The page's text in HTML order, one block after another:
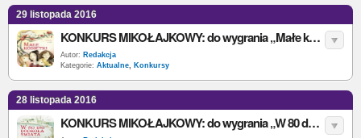
29 listopada 2016
KONKURS MIKOŁAJKOWY: do wygrania „Małe kobietki”
Autor: Redakcja
Kategorie: Aktualne, Konkursy
28 listopada 2016
KONKURS MIKOŁAJKOWY: do wygrania „W 80 dni dookoła świata”